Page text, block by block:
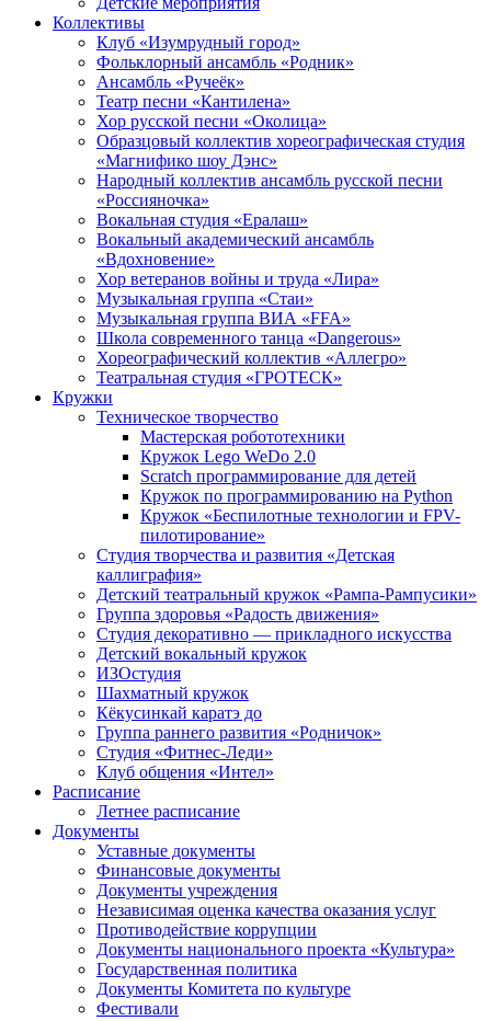
Коллективы
Клуб «Изумрудный город»
Фольклорный ансамбль «Родник»
Ансамбль «Ручеёк»
Театр песни «Кантилена»
Хор русской песни «Околица»
Образцовый коллектив хореографическая студия
«Магнифико шоу Дэнс»
Народный коллектив ансамбль русской песни
«Россияночка»
Вокальная студия «Ералаш»
Вокальный академический ансамбль
«Вдохновение»
Хор ветеранов войны и труда «Лира»
Музыкальная группа «Стаи»
Музыкальная группа ВИА «FFA»
Школа современного танца «Dangerous»
Хореографический коллектив «Аллегро»
Театральная студия «ГРОТЕСК»
Кружки
Техническое творчество
Мастерская робототехники
Кружок Lego WeDo 2.0
Scratch программирование для детей
Кружок по программированию на Python
Кружок «Беспилотные технологии и FPV-
пилотирование»
Студия творчества и развития «Детская
каллиграфия»
Детский театральный кружок «Рампа-Рампусики»
Группа здоровья «Радость движения»
Студия декоративно — прикладного искусства
Детский вокальный кружок
ИЗОстудия
Шахматный кружок
Кёкусинкай каратэ до
Группа раннего развития «Родничок»
Cтудия «Фитнес-Леди»
Клуб общения «Интел»
Расписание
Летнее расписание
Документы
Уставные документы
Финансовые документы
Документы учреждения
Независимая оценка качества оказания услуг
Противодействие коррупции
Документы национального проекта «Культура»
Государственная политика
Документы Комитета по культуре
Фестивали